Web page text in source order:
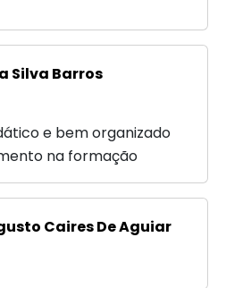
Silva Barros
e bem organizado
na formação
Caires De Aguiar